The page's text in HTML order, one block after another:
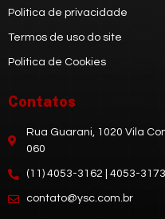
Politica de privacidade
Termos de uso do site
Politica de Cookies
Contatos
Rua Guarani, 1020 Vila
060
(11) 4053-3162 | 4053-3173
contato@ysc.com.br